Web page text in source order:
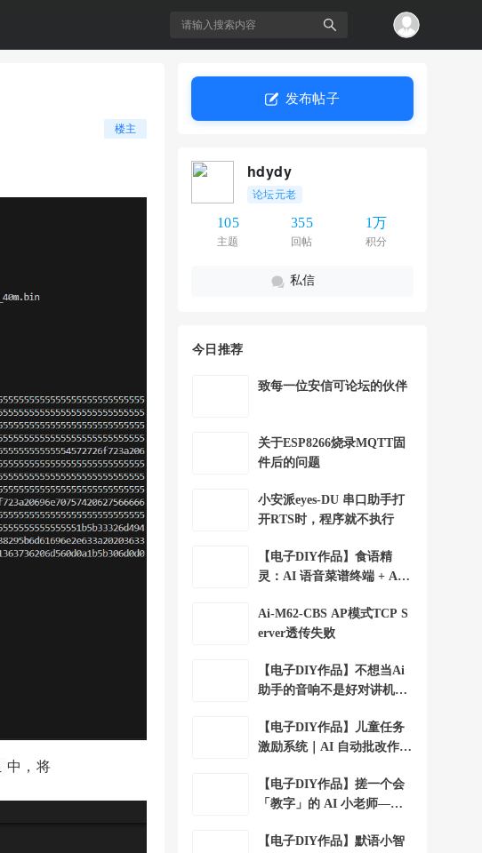
搜
发布帖子
hdydy
论坛元老
105
主题
355
回帖
1万
积分
私信
楼主
中，将
今日推荐
致每一位安信可论坛的伙伴
关于ESP8266烧录MQTT固
件后的问题
小安派eyes-DU 串口助手打
开RTS时，程序就不执行
【电子DIY作品】食语精
灵：AI 语音菜谱终端 + Ai-
Ai-M62-CBS AP模式TCP S
erver透传失败
【电子DIY作品】不想当Ai
助手的音响不是好对讲机+A
【电子DIY作品】儿童任务
激励系统｜AI 自动批改作业
【电子DIY作品】搓一个会
「教字」的 AI 小老师——
【电子DIY作品】默语小智